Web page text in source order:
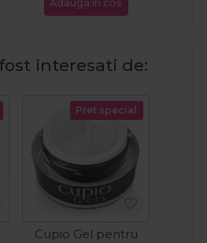
Adauga in cos
interesati de:
Pret special
Cupio Gel pentru